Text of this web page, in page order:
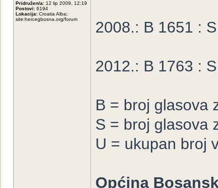
Pridružen/a: 12 lip 2009, 12:19
Postovi: 6194
Lokacija: Croatia Alba;
site:hercegbosna.org/forum
2008.: B 1651 :
2012.: B 1763 :
B = broj glasova
S = broj glasova
U = ukupan broj
Općina